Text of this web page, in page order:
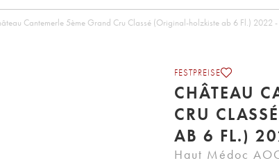
Cantemerle 5ème Grand Cru Classé (Original-holzkiste ab 6 Fl.) 2022 -
FESTPREISE
CHÂTEAU
CRU
AB 6 FL.)
Haut Médoc